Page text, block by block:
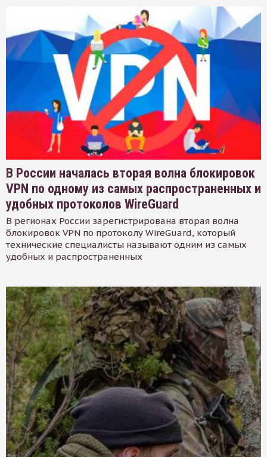
В России началась вторая волна блокировок
VPN по одному из самых распространенных и
удобных протоколов WireGuard
В регионах России зарегистрирована вторая волна
блокировок VPN по протоколу WireGuard, который
технические специалисты называют одним из самых
удобных и распространенных